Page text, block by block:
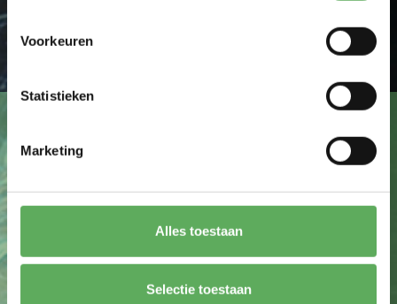
Voorkeuren
Statistieken
Marketing
Alles toestaan
Selectie toestaan
Maatwerk mogelijk